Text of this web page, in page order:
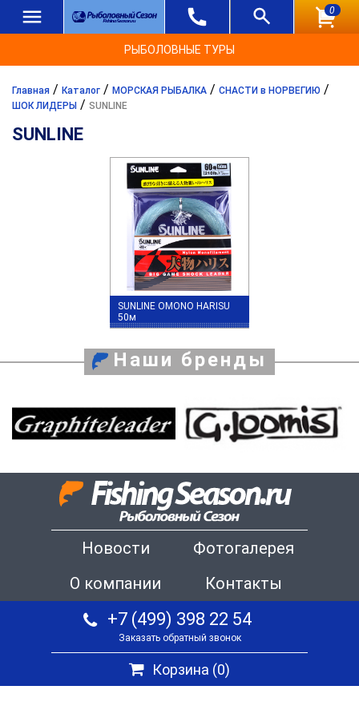
0
РЫБОЛОВНЫЕ ТУРЫ
Главная / Каталог / МОРСКАЯ РЫБАЛКА / СНАСТИ в НОРВЕГИЮ /
ШОК ЛИДЕРЫ / SUNLINE
SUNLINE
SUNLINE OMONO HARISU
50м
Наши бренды
Новости
Фотогалерея
О компании
Контакты
+7 (499) 398 22 54
Заказать обратный звонок
Корзина (0)